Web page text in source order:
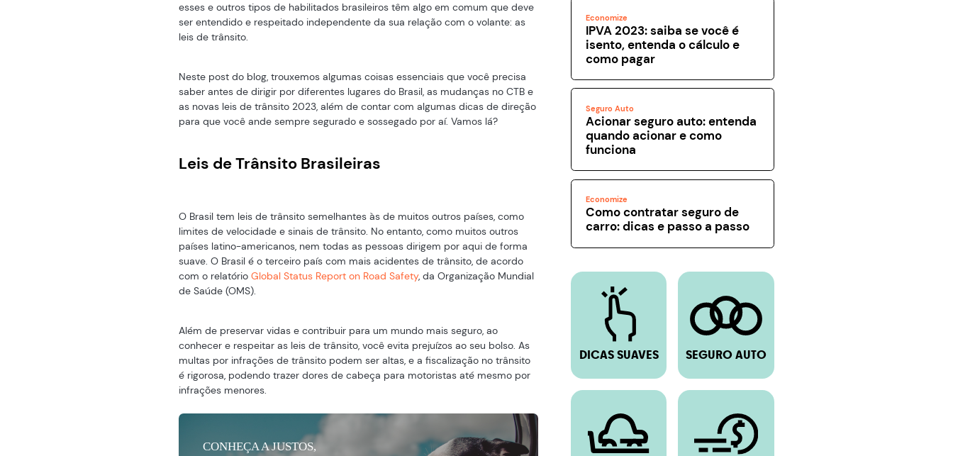
esses e outros tipos de habilitados brasileiros têm algo em comum que deve
ser entendido e respeitado independente da sua relação com o volante: as
leis de trânsito.
Neste post do blog, trouxemos algumas coisas essenciais que você precisa
saber antes de dirigir por diferentes lugares do Brasil, as mudanças no CTB e
as novas leis de trânsito 2023, além de contar com algumas dicas de direção
para que você ande sempre segurado e sossegado por aí. Vamos lá?
Leis de Trânsito Brasileiras
O Brasil tem leis de trânsito semelhantes às de muitos outros países, como
limites de velocidade e sinais de trânsito. No entanto, como muitos outros
países latino-americanos, nem todas as pessoas dirigem por aqui de forma
suave. O Brasil é o terceiro país com mais acidentes de trânsito, de acordo
com o relatórioGlobal Status Report on Road Safety, da Organização Mundial
de Saúde (OMS).
Além de preservar vidas e contribuir para um mundo mais seguro, ao
conhecer e respeitar as leis de trânsito, você evita prejuízos ao seu bolso. As
multas por infrações de trânsito podem ser altas, e a fiscalização no trânsito
é rigorosa, podendo trazer dores de cabeça para motoristas até mesmo por
infrações menores.
CONHEÇA A JUSTOS,
Economize
IPVA 2023: saiba se você é
isento, entenda o cálculo e
como pagar
Seguro Auto
Acionar seguro auto: entenda
quando acionar e como
funciona
Economize
Como contratar seguro de
carro: dicas e passo a passo
DICAS SUAVES SEGURO AUTO